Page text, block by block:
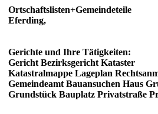
Ortschaftslisten+Gemeindeteile
Eferding,
Gerichte und Ihre Tätigkeiten:
Gericht Bezirksgericht Kataster
Katastralmappe Lageplan
Gemeindeamt Bauansuchen Haus
Grundstück Bauplatz Privatstraße